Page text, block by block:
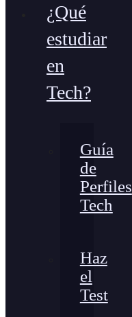
¿Qué
estudiar
en
Tech?
Guía
de
Perfiles
Tech
Haz
el
Test